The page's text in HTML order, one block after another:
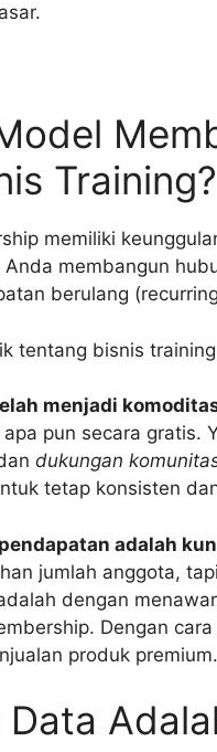
Training?
memiliki
membangun
berulang
tentang bisnis
menjadi
pun secara gratis.
dukungan
tetap konsisten
adalah
jumlah anggota,
dengan
Dengan
produk premium.
Data